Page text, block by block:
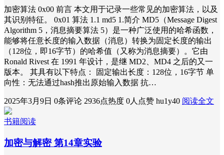
加密算法 0x00 前言 本文用于记录一些常见的加密算法，以及
其识别特征。 0x01 算法 1.1 md5 1.简介 MD5（Message Digest
Algorithm 5，消息摘要算法 5）是一种广泛使用的哈希函数，
能够将任意长度的输入数据（消息）转换为固定长度的输出
（128位，即16字节）的哈希值（又称为消息摘要）。它由
Ronald Rivest 在 1991 年设计，是继 MD2、MD4 之后的又一
版本。 其具有以下特点： 固定输出长度：128位，16字节 单
向性：无法通过hash推出原始输入数据 抗…
2025年3月9日 0条评论 2936点热度 0人点赞 hu1y40 阅读全文
书籍阅读
加密与解密 第14章实验